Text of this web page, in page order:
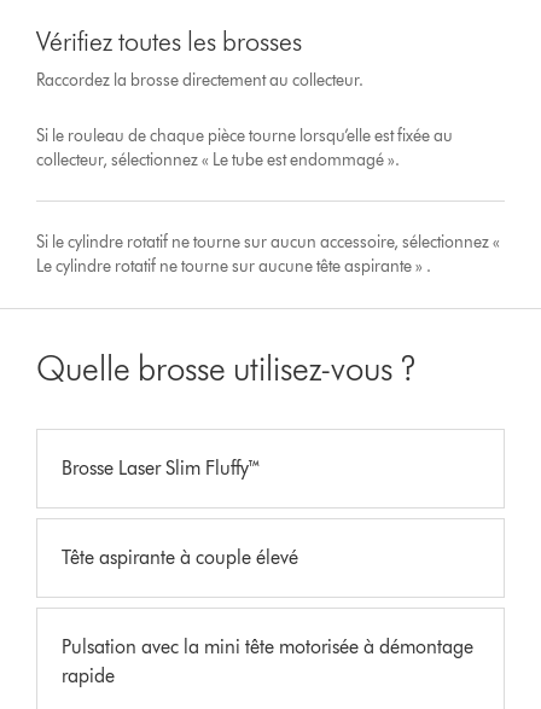
Vérifiez toutes les brosses
Raccordez la brosse directement au collecteur.
Si le rouleau de chaque pièce tourne lorsqu’elle est fixée au
collecteur, sélectionnez « Le tube est endommagé ».
Si le cylindre rotatif ne tourne sur aucun accessoire, sélectionnez «
Le cylindre rotatif ne tourne sur aucune tête aspirante » .
Quelle brosse utilisez-vous ?
Brosse Laser Slim Fluffy™
Tête aspirante à couple élevé
Pulsation avec la mini tête motorisée à démontage
rapide